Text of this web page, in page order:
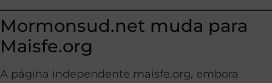
Mormonsud.net muda para
Maisfe.org
A página independente maisfe.org, embora